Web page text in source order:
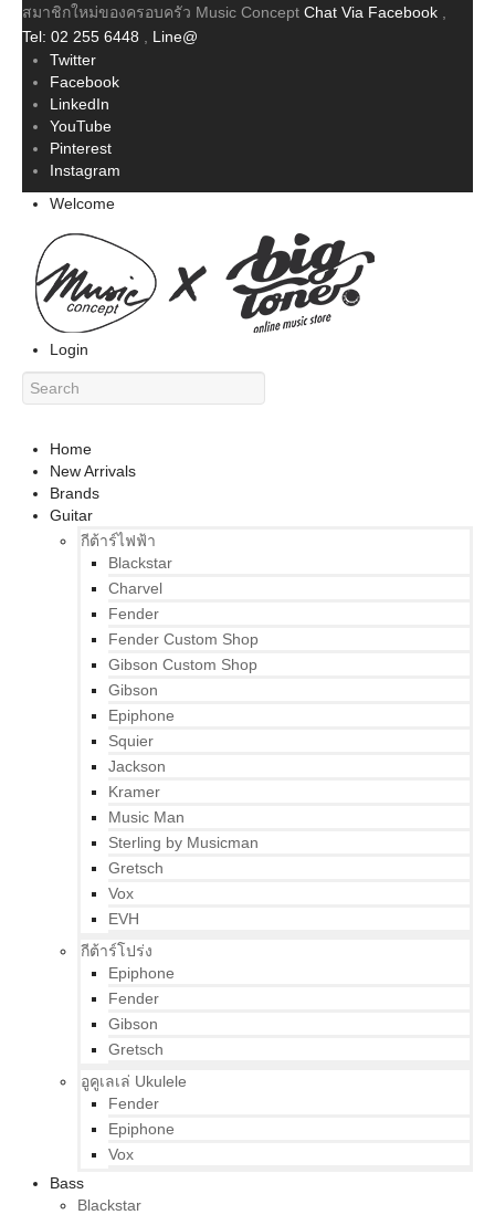
สมาชิกใหม่ของครอบครัว Music Concept Chat Via Facebook
Tel: 02 255 6448
Line@
Twitter
Facebook
LinkedIn
YouTube
Pinterest
Instagram
Welcome
Login
Home
New Arrivals
Brands
Guitar
กีต้าร์ไฟฟ้า
Blackstar
Charvel
Fender
Fender Custom Shop
Gibson Custom Shop
Gibson
Epiphone
Squier
Jackson
Kramer
Music Man
Sterling by Musicman
Gretsch
Vox
EVH
กีต้าร์โปร่ง
Epiphone
Fender
Gibson
Gretsch
อูคูเลเล่ Ukulele
Fender
Epiphone
Vox
Bass
Blackstar